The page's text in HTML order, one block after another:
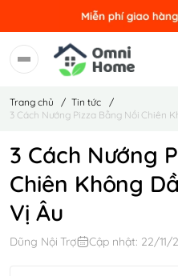
Trang chủ / Tin tức
/
3 Cách Nướng Pizza Bằng Nồi Chiên
3 Cách Nướng
Chiên Không
Vị Âu
Dũng Nội Trợ Cập nhật: 22/11/